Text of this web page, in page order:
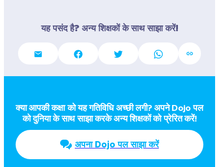
यह पसंद है? अन्य शिक्षकों के साथ साझा करें!
क्या आपकी कक्षा को यह गतिविधि अच्छी लगी? अपने Dojo पल
को दुनिया के साथ साझा करके अन्य शिक्षकों को प्रेरित करें!
अपना Dojo पल साझा करें